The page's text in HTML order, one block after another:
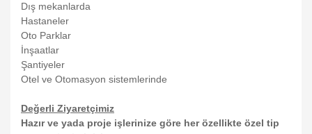
Dış mekanlarda
Hastaneler
Oto Parklar
İnşaatlar
Şantiyeler
Otel ve Otomasyon sistemlerinde
Değerli Ziyaretçimiz
Hazır ve yada proje işlerinize göre her özellikte özel tip